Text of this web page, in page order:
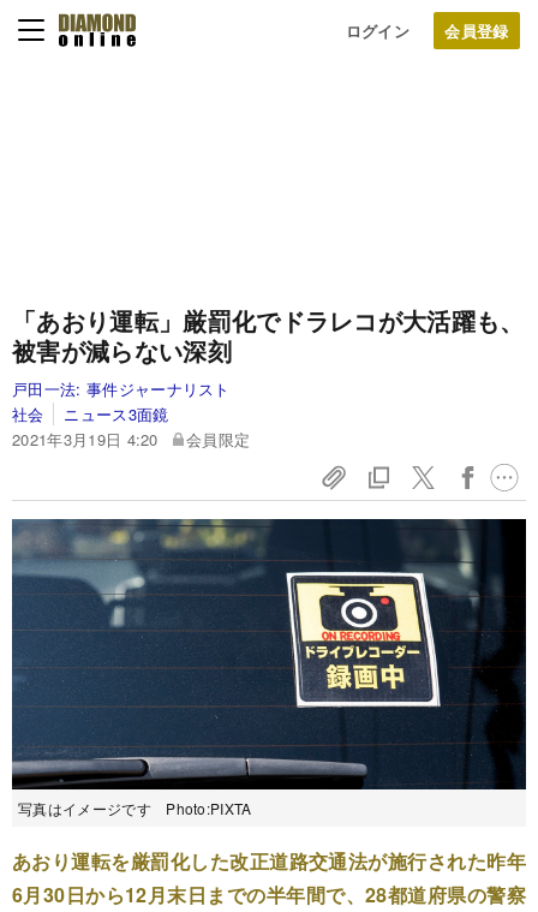
ログイン
「あおり運転」厳罰化でドラレコが大活躍も、
被害が減らない深刻
戸田一法: 事件ジャーナリスト
社会
ニュース3面鏡
2021年3月19日 4:20
会員限定
写真はイメージです Photo:PIXTA
あおり運転を厳罰化した改正道路交通法が施行された昨年
6月30日から12月末日までの半年間で、28都道府県の警察